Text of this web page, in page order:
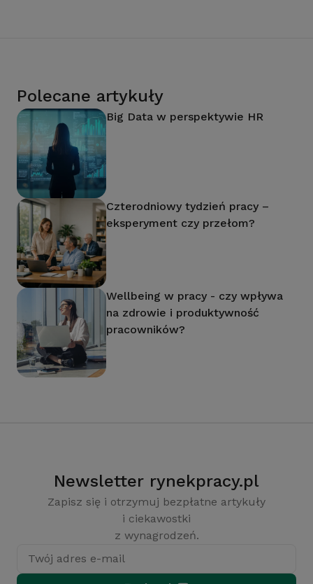
Polecane artykuły
Big Data w perspektywie HR
Czterodniowy tydzień pracy –
eksperyment czy przełom?
Wellbeing w pracy - czy wpływa
na zdrowie i produktywność
pracowników?
Newsletter rynekpracy.pl
Zapisz się i otrzymuj bezpłatne artykuły
i ciekawostki
z wynagrodzeń.
Twój adres e-mail